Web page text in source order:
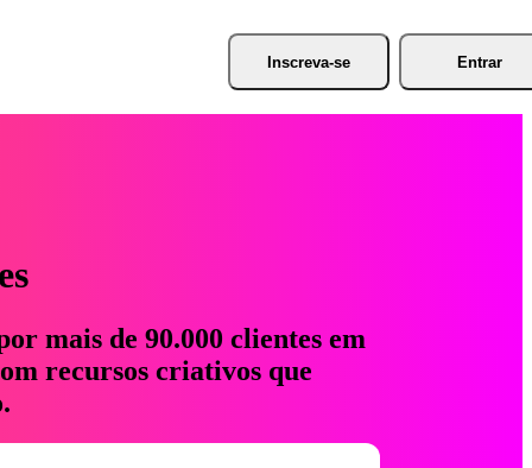
Inscreva-se Entrar
mais de 90.000 clientes em
recursos criativos que